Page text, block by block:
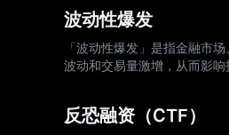
波动性爆发
「波动性爆发」是指金融市
波动和交易量激增，从而影
反恐融资（CTF）